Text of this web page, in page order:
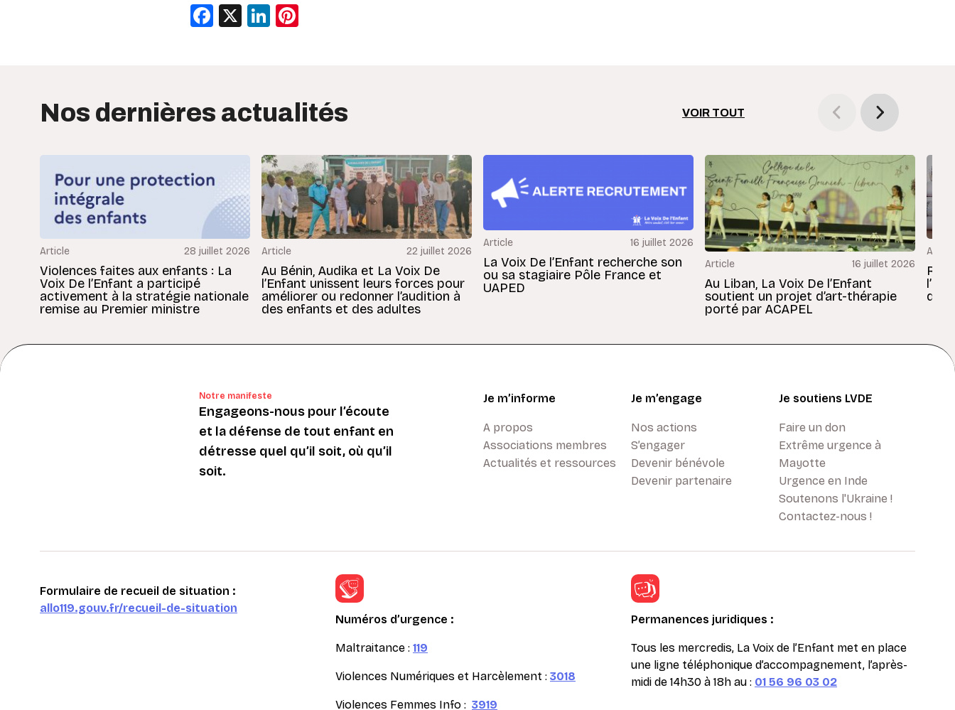
Facebook
X LinkedIn
Nos dernières actualités VOIR TOUT
Article 28 juillet 2026
Violences faites aux enfants : La
Voix De l’Enfant a participé
activement à la stratégie nationale
remise au Premier ministre
Article 22 juillet 2026
Au Bénin, Audika et La Voix De
l’Enfant unissent leurs forces pour
améliorer ou redonner l’audition à
des enfants et des adultes
Article 16 juillet 2026
La Voix De l’Enfant recherche son
ou sa stagiaire Pôle France et
UAPED
Article 16 juillet 2026
Au Liban, La Voix De l’Enfant
soutient un projet d’art-thérapie
porté par ACAPEL
Notre manifeste
Engageons-nous pour l’écoute
et la défense de tout enfant en
détresse quel qu’il soit, où qu’il
soit.
Je m’informe
A propos
Associations membres
Actualités et ressources
Je m’engage
Nos actions
S’engager
Devenir bénévole
Devenir partenaire
Je soutiens LVDE
Faire un don
Extrême urgence à
Mayotte
Urgence en Inde
Soutenons l'Ukraine !
Contactez-nous !
Formulaire de recueil de situation :
allo119.gouv.fr/recueil-de-situation
Numéros d’urgence :
Maltraitance : 119
Violences Numériques et Harcèlement : 3018
Violences Femmes Info : 3919
Permanences juridiques :
Tous les mercredis, La Voix de l’Enfant met en place
une ligne téléphonique d’accompagnement, l’après-
midi de 14h30 à 18h au : 01 56 96 03 02